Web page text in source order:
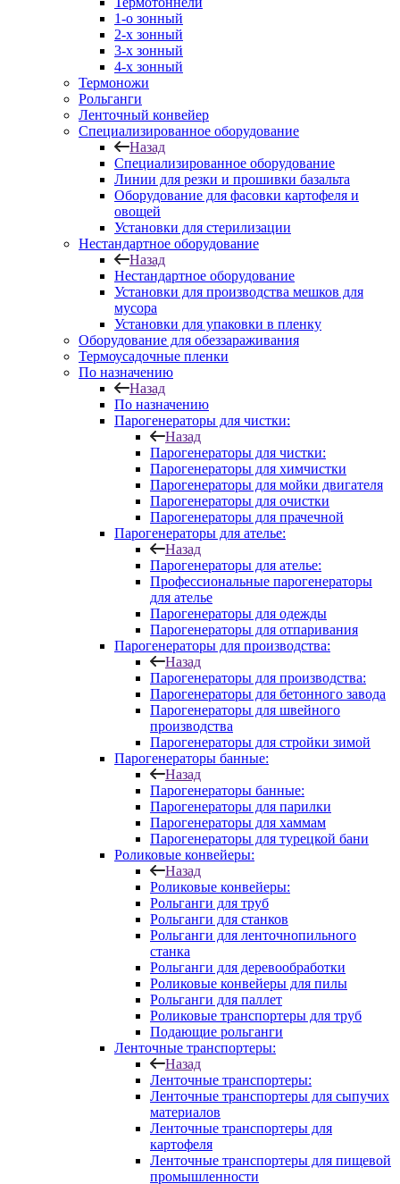
1-о зонный
2-х зонный
3-х зонный
4-х зонный
Термоножи
Рольганги
Ленточный конвейер
Специализированное оборудование
Назад
Специализированное оборудование
Линии для резки и прошивки базальта
Оборудование для фасовки картофеля и
овощей
Установки для стерилизации
Нестандартное оборудование
Назад
Нестандартное оборудование
Установки для производства мешков для
мусора
Установки для упаковки в пленку
Оборудование для обеззараживания
Термоусадочные пленки
По назначению
Назад
По назначению
Парогенераторы для чистки:
Назад
Парогенераторы для чистки:
Парогенераторы для химчистки
Парогенераторы для мойки двигателя
Парогенераторы для очистки
Парогенераторы для прачечной
Парогенераторы для ателье:
Назад
Парогенераторы для ателье:
Профессиональные парогенераторы
для ателье
Парогенераторы для одежды
Парогенераторы для отпаривания
Парогенераторы для производства:
Назад
Парогенераторы для производства:
Парогенераторы для бетонного завода
Парогенераторы для швейного
производства
Парогенераторы для стройки зимой
Парогенераторы банные:
Назад
Парогенераторы банные:
Парогенераторы для парилки
Парогенераторы для хаммам
Парогенераторы для турецкой бани
Роликовые конвейеры:
Назад
Роликовые конвейеры:
Рольганги для труб
Рольганги для станков
Рольганги для ленточнопильного
станка
Рольганги для деревообработки
Роликовые конвейеры для пилы
Рольганги для паллет
Роликовые транспортеры для труб
Подающие рольганги
Ленточные транспортеры:
Назад
Ленточные транспортеры:
Ленточные транспортеры для сыпучих
материалов
Ленточные транспортеры для
картофеля
Ленточные транспортеры для пищевой
промышленности